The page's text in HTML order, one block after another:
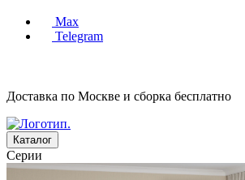
Max
Telegram
Доставка по Москве и сборка бесплатно
Каталог
Серии